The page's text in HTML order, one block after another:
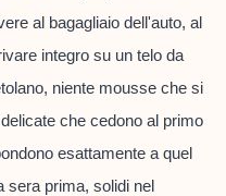
al bagagliaio dell'auto, al
integro su un telo da
niente mousse che si
che cedono al primo
esattamente a quel
sera prima, solidi nel